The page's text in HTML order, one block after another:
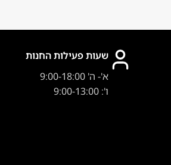
שעות פעילות החנות
א'- ה' 9:00-18:00
ו': 9:00-13:00